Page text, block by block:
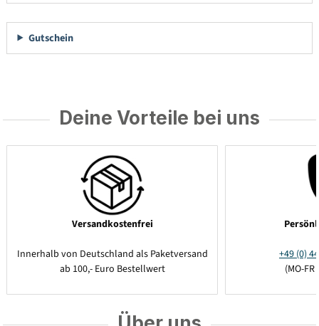
Gutschein
Deine Vorteile bei uns
Versandkostenfrei
Innerhalb von Deutschland als Paketversand
ab 100,- Euro Bestellwert
+49 (0)
(MO-